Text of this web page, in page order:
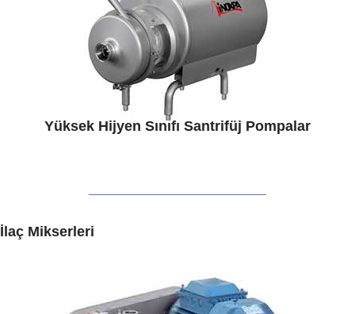
Yüksek Hijyen Sınıfı Santrifüj Pompalar
İlaç Mikserleri